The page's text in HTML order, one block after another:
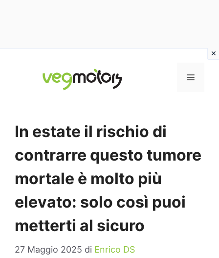
MENU
In estate il rischio di
contrarre questo tumore
mortale è molto più
elevato: solo così puoi
metterti al sicuro
27 Maggio 2025 di Enrico DS